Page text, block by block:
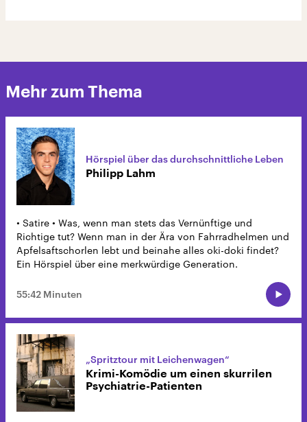
Mehr zum Thema
Hörspiel über das durchschnittliche Leben
Philipp Lahm
• Satire • Was, wenn man stets das Vernünftige und
Richtige tut? Wenn man in der Ära von Fahrradhelmen und
Apfelsaftschorlen lebt und beinahe alles oki-doki findet?
Ein Hörspiel über eine merkwürdige Generation.
55:42 Minuten
„Spritztour mit Leichenwagen“
Krimi-Komödie um einen skurrilen
Psychiatrie-Patienten